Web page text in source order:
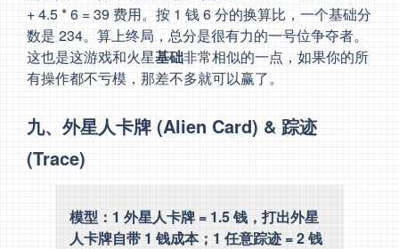
+ 4.5 * 6 = 39 费用。按 1 钱 6 分的换算比，一个基础分
数是 234。算上终局，总分是很有力的一号位争夺者。
这也是这游戏和火星基础非常相似的一点，如果你的所
有操作都不亏模，那差不多就可以赢了。
九、外星人卡牌 (Alien Card) & 踪迹
(Trace)
模型：1 外星人卡牌 = 1.5 钱，打出外星
人卡牌自带 1 钱成本；1 任意踪迹 = 2 钱